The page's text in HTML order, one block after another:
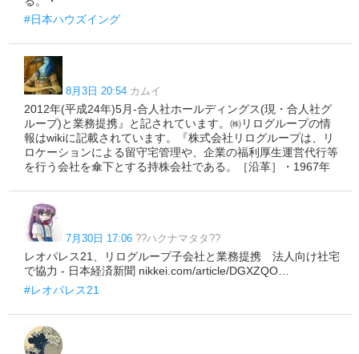
#日本ハウズイング
8月3日 20:54 カムイ
2012年(平成24年)5月-合人社ホールディングス(現・合人社グ
ループ)と業務提携』と記されています。㈱リログループの情
報はwikiに記載されています。『株式会社リログループは、リ
ロケーションによる留守宅管理や、企業の福利厚生運営代行等
を行う会社を傘下とする持株会社である。［沿革］・1967年
7月30日 17:06 ??ハクナマタタ??
レオパレス21、リログループ子会社と業務提携 法人向け社宅
で協力 - 日本経済新聞 nikkei.com/article/DGXZQO…
#レオパレス21